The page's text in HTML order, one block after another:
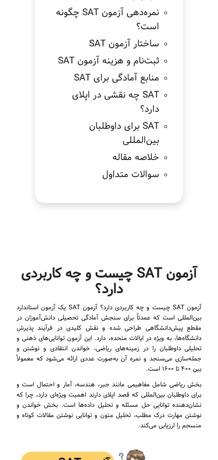
نمره‌دهی آزمون SAT چگونه
است؟
ساختار آزمون SAT
ثبت‌نام و هزینه آزمون SAT
منابع آمادگی برای SAT
SAT چه نقشی در اپلای
دارد؟
SAT برای داوطلبان
بین‌المللی
خلاصه مقاله
سوالات متداول
آزمون SAT چیست و چه کاربردی
دارد؟
آزمون SAT چیست و چه کاربردی دارد؟ آزمون SAT یک آزمون استاندارد
بین‌المللی است که عمدتاً برای سنجش آمادگی تحصیلی دانش‌آموزان در
مقطع پیش‌دانشگاهی طراحی شده و نقش کلیدی در فرآیند پذیرش
دانشگاه‌ها، به ویژه در ایالات متحده، دارد. این آزمون توانایی‌های ذهنی و
تحلیلی داوطلبان را در زمینه‌های ریاضی، خواندن انتقادی و نوشتن و
جمله‌سازی می‌سنجد و نمره آن به‌صورت عددی ارائه می‌شود که معمولاً
بین ۴۰۰ تا ۱۶۰۰ است.
بخش ریاضی شامل مفاهیمی مانند جبر، هندسه، آمار و احتمال است و
برای داوطلبان بین‌المللی که قصد اپلای دارند اهمیت ویژه‌ای دارد، چرا که
نشان‌دهنده توانایی حل مسئله و تحلیل داده‌ها است. بخش خواندن و
نوشتن مهارت درک مطلب، تحلیل متون و توانایی نوشتن مقالات کوتاه و
منسجم را ارزیابی می‌کند.